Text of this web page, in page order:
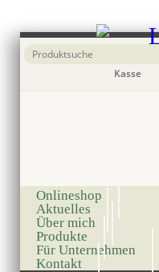
Kasse
Onlineshop
Aktuelles
Über mich
Produkte
Für Unternehmen
Kontakt